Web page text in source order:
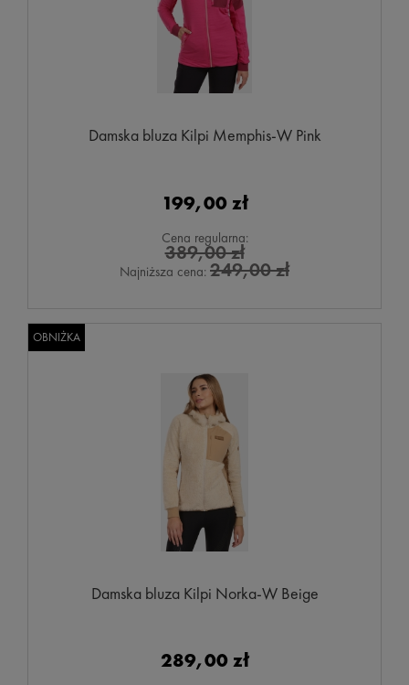
Damska bluza Kilpi Memphis-W Pink
199,00 zł
Cena regularna:
389,00 zł
Najniższa cena: 249,00 zł
Damska bluza Kilpi Norka-W Beige
289,00 zł
OBNIŻKA